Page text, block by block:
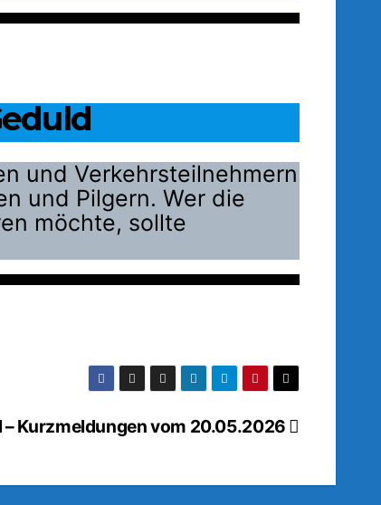
und Verkehrsteilnehmern
und Pilgern. Wer die
möchte, sollte
– Kurzmeldungen vom 20.05.2026